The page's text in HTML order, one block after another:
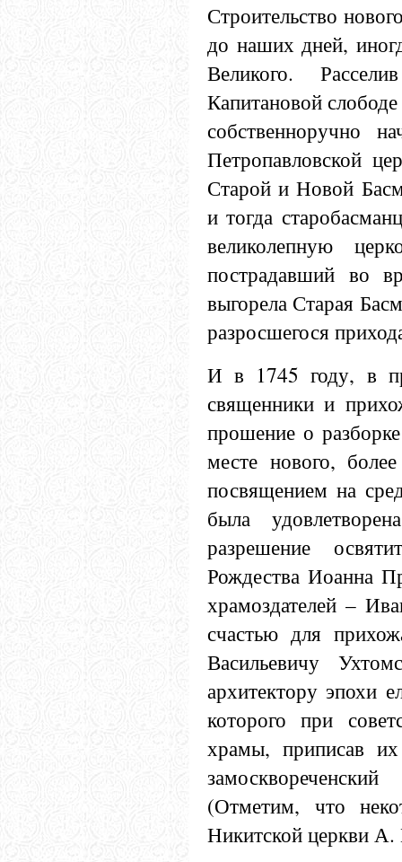
Строительство
до наших дней,
Великого.
Капитановой
собственноручно
Петропавловской
Старой и Новой
и тогда
великолепную
пострадавший во
выгорела Старая
разросшегося
И в 1745 году, в
священники и
прошение о
месте нового,
посвящением на
была
разрешение
Рождества Иоанна
храмоздателей –
счастью для
Васильевичу
архитектору эпохи
которого при
храмы, приписав
(Отметим, что
Никитской церкви